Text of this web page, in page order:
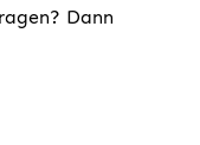
Dann